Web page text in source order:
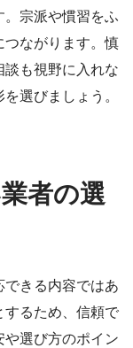
。宗派や慣習をふ
つながります。慎
も視野に入れな
選びましょう。
者の選
きる内容ではあ
するため、信頼で
や選び方のポイン